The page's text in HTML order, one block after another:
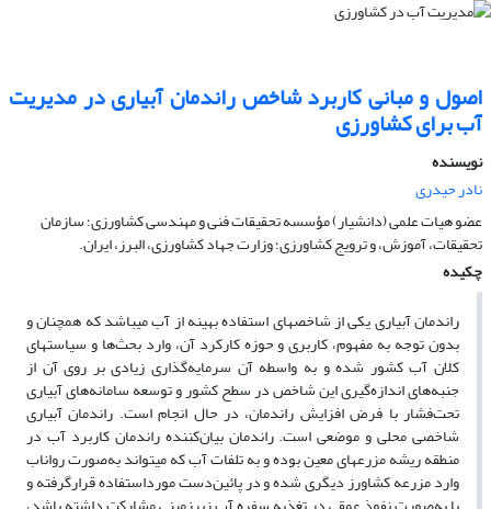
اصول و مبانی کاربرد شاخص راندمان آبیاری در مدیریت
آب برای کشاورزی
نویسنده
نادر حیدری
عضو هیات علمی (دانشیار) مؤسسه تحقیقات فنی و مهندسی کشاورزی؛ سازمان
تحقیقات، آموزش، و ترویج کشاورزی؛ وزارت جهاد کشاورزی، البرز، ایران.
چکیده
راندمان آبیاری یکی از شاخص­های استفاده بهینه از آب می­باشد که همچنان و
بدون توجه به مفهوم، کاربری و حوزه کارکرد آن، وارد بحث‌ها و سیاست­های
کلان آب کشور شده و به واسطه آن سرمایه‌گذاری زیادی بر روی آن از
جنبه‌های اندازه‌گیری این شاخص در سطح کشور و توسعه سامانه‌های آبیاری
تحت‌فشار با فرض افزایش راندمان، در حال انجام است. راندمان آبیاری
شاخصی محلی و موضعی است. راندمان بیان‌کننده راندمان کاربرد آب در
منطقه ریشه مزرعه­ای معین بوده و به تلفات آب که می­تواند به‌صورت رواناب
وارد مزرعه کشاورز دیگری شده و در پائین‌دست مورداستفاده قرارگرفته و